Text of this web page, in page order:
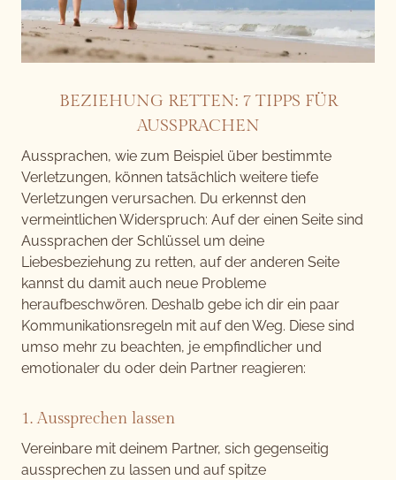
BEZIEHUNG RETTEN: 7 TIPPS FÜR
AUSSPRACHEN
Aussprachen, wie zum Beispiel über bestimmte
Verletzungen, können tatsächlich weitere tiefe
Verletzungen verursachen. Du erkennst den
vermeintlichen Widerspruch: Auf der einen Seite sind
Aussprachen der Schlüssel um deine
Liebesbeziehung zu retten, auf der anderen Seite
kannst du damit auch neue Probleme
heraufbeschwören. Deshalb gebe ich dir ein paar
Kommunikationsregeln mit auf den Weg. Diese sind
umso mehr zu beachten, je empfindlicher und
emotionaler du oder dein Partner reagieren:
1. Aussprechen lassen
Vereinbare mit deinem Partner, sich gegenseitig
aussprechen zu lassen und auf spitze